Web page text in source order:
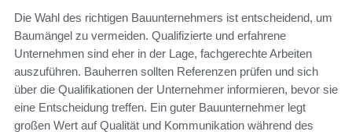
Die Wahl des richtigen Bauunternehmers ist entscheidend, um
Baumängel zu vermeiden. Qualifizierte und erfahrene
Unternehmen sind eher in der Lage, fachgerechte Arbeiten
auszuführen. Bauherren sollten Referenzen prüfen und sich
über die Qualifikationen der Unternehmer informieren, bevor sie
eine Entscheidung treffen. Ein guter Bauunternehmer legt
großen Wert auf Qualität und Kommunikation während des